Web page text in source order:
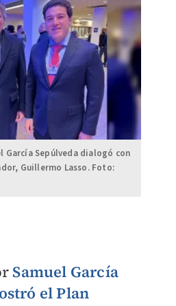
García Sepúlveda dialogó con
Guillermo Lasso. Foto:
Samuel García
el Plan